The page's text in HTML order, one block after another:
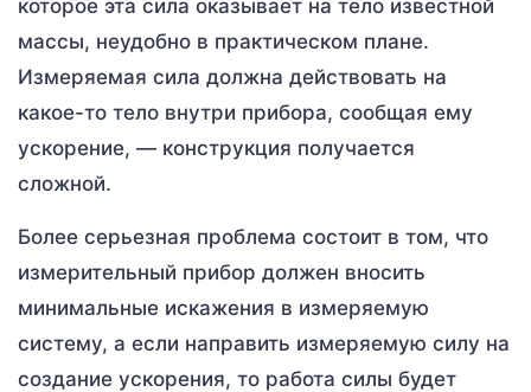
которое эта сила оказывает на тело известной
массы, неудобно в практическом плане.
Измеряемая сила должна действовать на
какое-то тело внутри прибора, сообщая ему
ускорение, — конструкция получается
сложной.
Более серьезная проблема состоит в том, что
измерительный прибор должен вносить
минимальные искажения в измеряемую
систему, а если направить измеряемую силу на
создание ускорения, то работа силы будет